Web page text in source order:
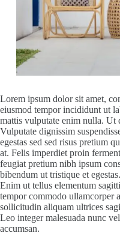
Lorem ipsum dolor sit amet,
eiusmod tempor incididunt ut
mattis vulputate enim nulla. Ut
Vulputate dignissim
egestas sed sed risus pretium
at. Felis imperdiet proin
feugiat pretium nibh ipsum
bibendum ut tristique et
Enim ut tellus elementum
tempor commodo ullamcorper
sollicitudin aliquam ultrices
Leo integer malesuada nunc
accumsan.